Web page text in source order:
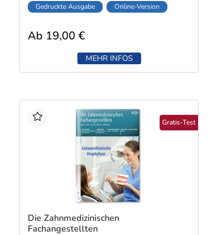
Sozialkunde ergänzen die Lernsituationen optimal.
Durch die lernfeldorientierte Gliederung sind sie
Gedruckte Ausgabe Online-Version
Ab 19,00 €
MEHR INFOS
Gratis-Test
Die Zahnmedizinischen
Fachangestellten